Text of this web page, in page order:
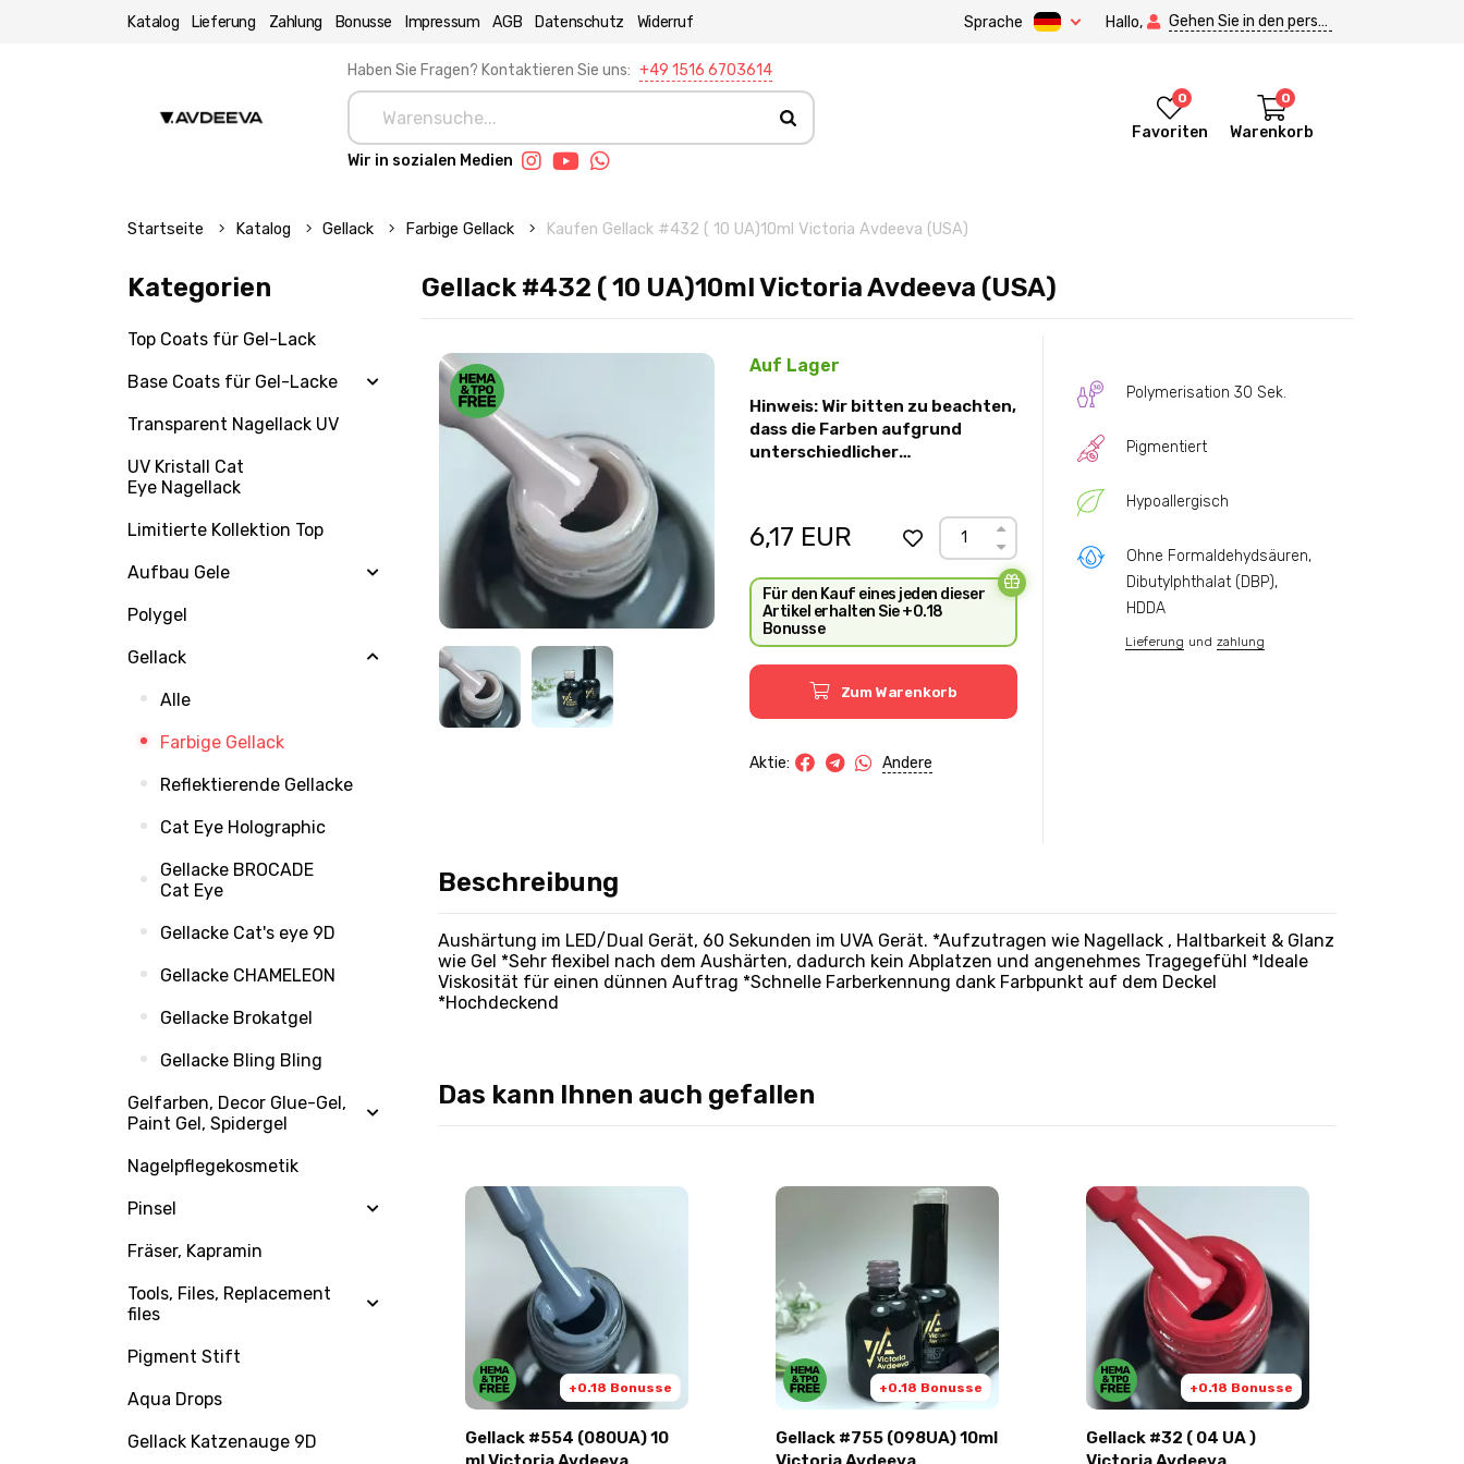
Katalog Lieferung Zahlung Bonusse Impressum AGB Datenschutz Widerruf Sprache Hallo, Gehen Sie in den persönlichen Bereich.
Haben Sie Fragen? Kontaktieren Sie uns: +49 1516 6703614
Wir in sozialen Medien
0
Favoriten
0
Warenkorb
Startseite Katalog Gellack Farbige Gellack Kaufen Gellack #432 ( 10 UA)10ml Victoria Avdeeva (USA)
Kategorien
Top Coats für Gel-Lack
Base Coats für Gel-Lacke
Transparent Nagellack UV
UV Kristall Cat
Eye Nagellack
Limitierte Kollektion Top
Aufbau Gele
Polygel
Gellack
Alle
Farbige Gellack
Reflektierende Gellacke
Cat Eye Holographic
Gellacke BROCADE
Cat Eye
Gellacke Cat's eye 9D
Gellacke CHAMELEON
Gellacke Brokatgel
Gellacke Bling Bling
Gelfarben, Decor Glue-Gel,
Paint Gel, Spidergel
Nagelpflegekosmetik
Pinsel
Fräser, Kapramin
Tools, Files, Replacement
files
Pigment Stift
Aqua Drops
Gellack Katzenauge 9D
Gellack #432 ( 10 UA)10ml Victoria Avdeeva (USA)
Auf Lager
Hinweis: Wir bitten zu beachten,
dass die Farben aufgrund
unterschiedlicher
6,17 EUR
Für den Kauf eines jeden dieser
Artikel erhalten Sie +0.18
Bonusse
Zum Warenkorb
Aktie: Andere
Polymerisation 30 Sek.
Pigmentiert
Hypoallergisch
Ohne Formaldehydsäuren,
Dibutylphthalat (DBP),
HDDA
Lieferung und zahlung
Beschreibung
Aushärtung im LED/Dual Gerät, 60 Sekunden im UVA Gerät. *Aufzutragen wie Nagellack , Haltbarkeit & Glanz
wie Gel *Sehr flexibel nach dem Aushärten, dadurch kein Abplatzen und angenehmes Tragegefühl *Ideale
Viskosität für einen dünnen Auftrag *Schnelle Farberkennung dank Farbpunkt auf dem Deckel
*Hochdeckend
Das kann Ihnen auch gefallen
Victoria Avdeeva Gel-Lack
+0.18 Bonusse
Gellack #554 (080UA) 10
+0.18 Bonusse
Gellack #755 (098UA) 10ml
+0.18 Bonusse
Gellack #32 ( 04 UA )